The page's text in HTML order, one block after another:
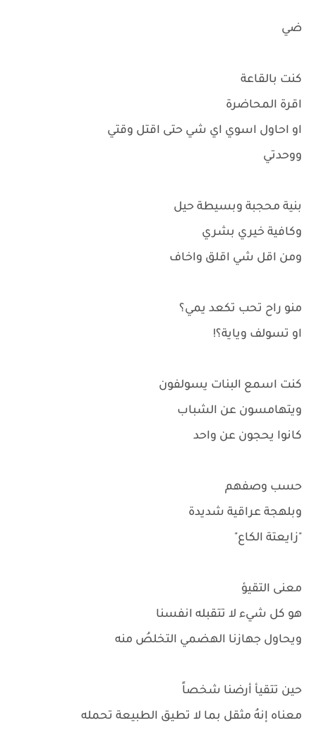
ضي
كنت بالقاعة
اقرة المحاضرة
او احاول اسوي اي شي حتى اقتل وقتي
ووحدتي
بنية محجبة وبسيطة حيل
وكافية خيري بشري
ومن اقل شي اقلق واخاف
منو راح تحب تكعد يمي؟
او تسولف وياية؟!
كنت اسمع البنات يسولفون
ويتهامسون عن الشباب
كانوا يحجون عن واحد
حسب وصفهم
وبلهجة عراقية شديدة
"زايعتة الكاع"
معنى التقيؤ
هو كل شيء لا تتقبله انفسنا
ويحاول جهازنا الهضمي التخلصُ منه
حين تتقيأ أرضنا شخصاً
معناه إنهُ مثقل بما لا تطيق الطبيعة تحمله